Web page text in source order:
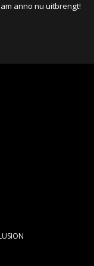
anno nu uitbrengt!